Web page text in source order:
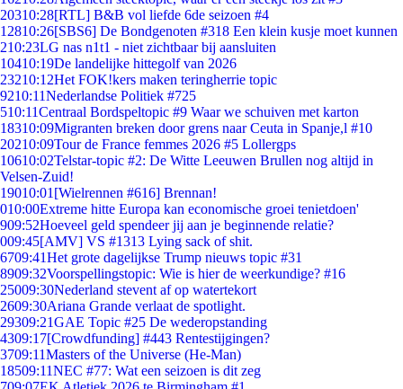
20310:28[RTL] B&B vol liefde 6de seizoen #4
12810:26[SBS6] De Bondgenoten #318 Een klein kusje moet kunnen
210:23LG nas n1t1 - niet zichtbaar bij aansluiten
10410:19De landelijke hittegolf van 2026
23210:12Het FOK!kers maken teringherrie topic
9210:11Nederlandse Politiek #725
510:11Centraal Bordspeltopic #9 Waar we schuiven met karton
18310:09Migranten breken door grens naar Ceuta in Spanje,l #10
20210:09Tour de France femmes 2026 #5 Lollergps
10610:02Telstar-topic #2: De Witte Leeuwen Brullen nog altijd in
Velsen-Zuid!
19010:01 [Wielrennen #616] Brennan!
010:00Extreme hitte Europa kan economische groei tenietdoen'
909:52Hoeveel geld spendeer jij aan je beginnende relatie?
009:45[AMV] VS #1313 Lying sack of shit.
6709:41Het grote dagelijkse Trump nieuws topic #31
8909:32Voorspellingstopic: Wie is hier de weerkundige? #16
25009:30Nederland stevent af op watertekort
2609:30Ariana Grande verlaat de spotlight.
29309:21GAE Topic #25 De wederopstanding
4309:17[Crowdfunding] #443 Rentestijgingen?
3709:11Masters of the Universe (He-Man)
18509:11NEC #77: Wat een seizoen is dit zeg